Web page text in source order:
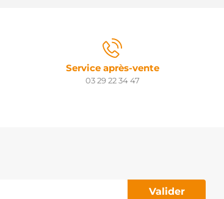
Service après-vente
03 29 22 34 47
Valider